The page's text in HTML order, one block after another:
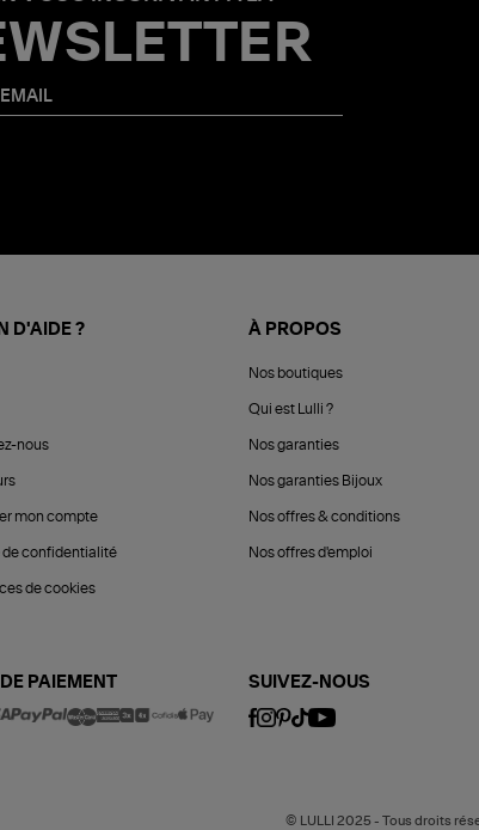
D'AIDE ?
nous
mon compte
de confidentialité
de cookies
À PROPOS
Nos boutiques
Qui est Lulli ?
Nos garanties
Nos garanties Bijoux
Nos offres & conditions
Nos offres d'emploi
PAIEMENT SUIVEZ-NOUS
© LULLI 2025 - Tous droits